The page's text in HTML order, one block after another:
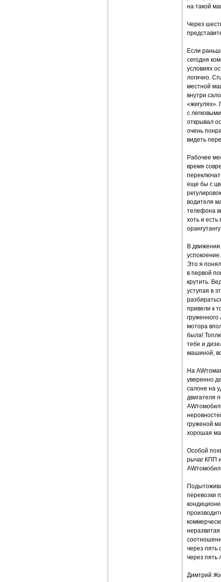
на такой
Через
Если
сегодня
условиях
логично.
местной
внутри
«жигулях».
с
открывал
очень
видеть
Рабочее
время
еще бы с
водителя
телефона
хоть и есть
В
Это я
в первой
крутить.
уступая в
привели к
мотора
была!
тебе и
машиной,
На
уверенно
салоне на
двигателя
груженой
хорошая
Особой
рычаг КПП
перевозки
через пять
через пять
Димтрий